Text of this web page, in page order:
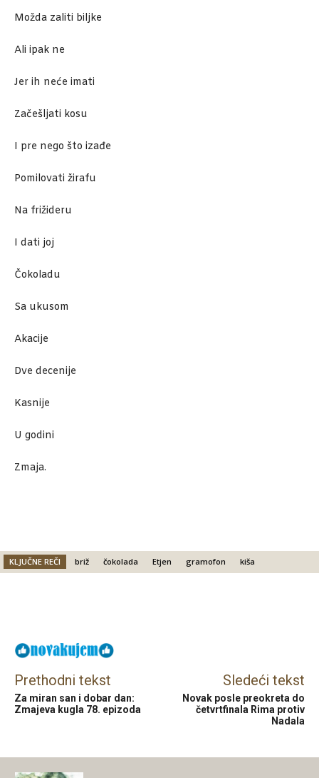
Možda zaliti biljke
Ali ipak ne
Jer ih neće imati
Začešljati kosu
I pre nego što izađe
Pomilovati žirafu
Na frižideru
I dati joj
Čokoladu
Sa ukusom
Akacije
Dve decenije
Kasnije
U godini
Zmaja.
KLJUČNE REČI briž čokolada Etjen gramofon kiša
Prethodni tekst
Za miran san i dobar dan:
Zmajeva kugla 78. epizoda
Sledeći tekst
Novak posle preokreta do
četvrtfinala Rima protiv
Nadala